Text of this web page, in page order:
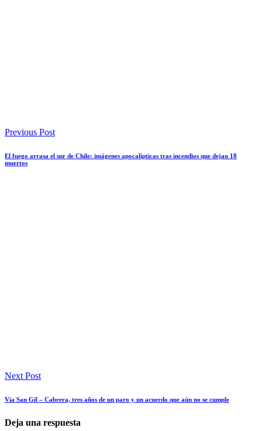
Previous Post
El fuego arrasa el sur de Chile: imágenes apocalípticas tras incendios que dejan 18
muertos
Next Post
Vía San Gil – Cabrera, tres años de un paro y un acuerdo que aún no se cumple
Deja una respuesta